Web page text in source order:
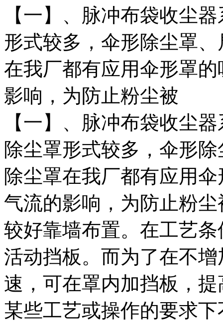
【一】、脉冲布袋收尘
形式较多，伞形除尘罩
在我厂都有应用伞形罩
影响，为防止粉尘被
【一】、脉冲布袋收尘
除尘罩形式较多，伞形
除尘罩在我厂都有应用
气流的影响，为防止粉
较好靠墙布置。在工艺
活动挡板。而为了在不
速，可在罩内加挡板，
某些工艺或操作的要求